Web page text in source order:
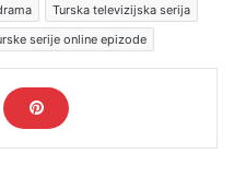
Turska televizijska serija
serije online epizode